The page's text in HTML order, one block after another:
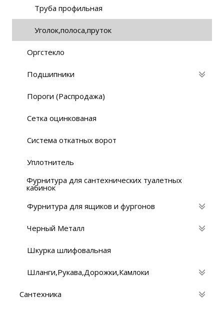
Труба профильная
Уголок,полоса,пруток
Оргстекло
Подшипники
Пороги (Распродажа)
Сетка оцинкованая
Система откатных ворот
Уплотнитель
Фурнитура для сантехнических туалетных
кабинок
Фурнитура для ящиков и фургонов
Черный Металл
Шкурка шлифовальная
Шланги,Рукава,Дорожки,Камлоки
Сантехника